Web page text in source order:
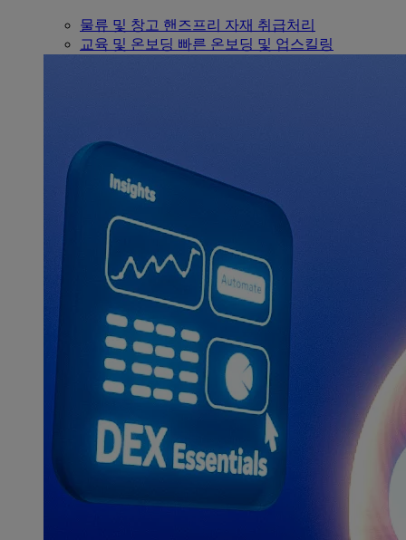
물류 및 창고 핸즈프리 자재 취급처리
교육 및 온보딩 빠른 온보딩 및 업스킬링